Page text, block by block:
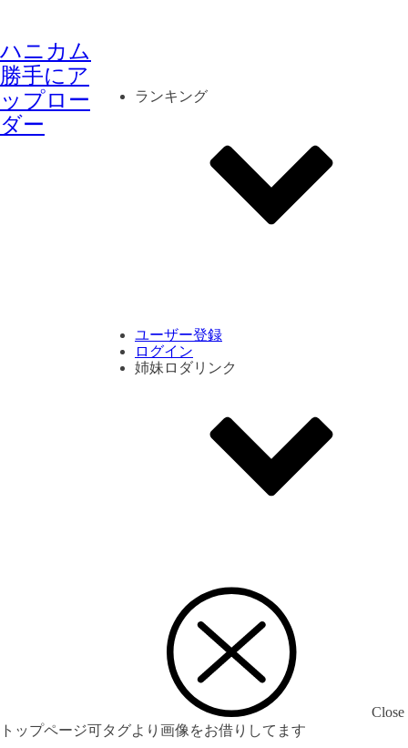
ハニカム
勝手にア
ップロー
ダー
ランキング
ユーザー登録
ログイン
姉妹ロダリンク
Close
トップページ可タグより画像をお借りしてます